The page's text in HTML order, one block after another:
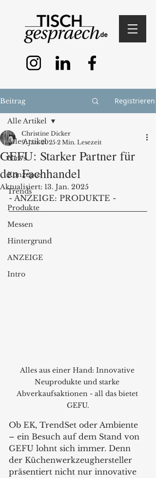
Beitrag Registrieren
Alle Artikel
News
Konzepte
Trends
Produkte
Messen
Hintergrund
ANZEIGE
Intro
Alle Artikel
GEFU: Starker Partner für
den Fachhandel
Christine Dicker
9. Jan. 2025 2 Min. Lesezeit
Aktualisiert: 13. Jan. 2025
- ANZEIGE: PRODUKTE -
Alles aus einer Hand: Innovative
Neuprodukte und starke
Abverkaufsaktionen - all das bietet
GEFU.
Ob EK, TrendSet oder Ambiente
– ein Besuch auf dem Stand von
GEFU lohnt sich immer. Denn
der Küchenwerkzeughersteller
präsentiert nicht nur innovative